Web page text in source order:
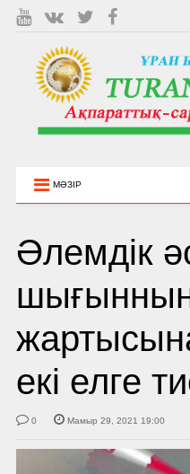
МӘЗІР
Әлемдік
екі елге
0 Мамыр 29, 2021 19:00